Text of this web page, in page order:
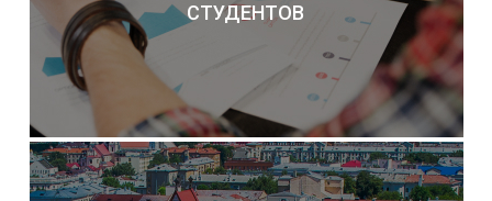
СТУДЕНТОВ